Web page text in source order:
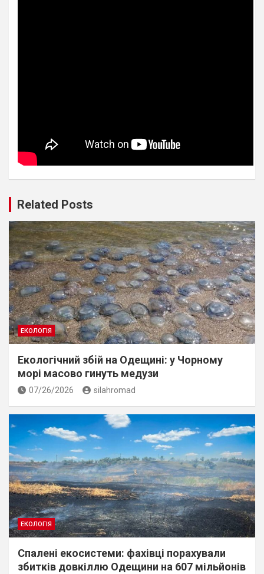
Related Posts
ЕКОЛОГІЯ
Екологічний збiй на Одещині: у Чорному
морі масово гинуть медузи
07/26/2026 silahromad
ЕКОЛОГІЯ
Спалені екосистеми: фахівці порахували
збитків довкіллю Одещини на 607 мільйонів